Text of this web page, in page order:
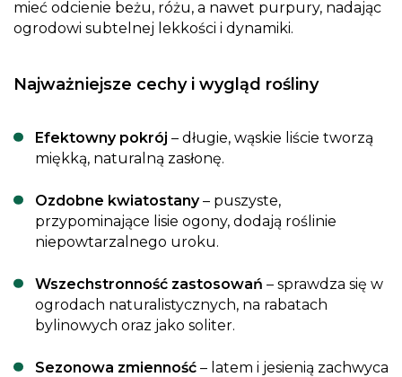
mieć odcienie beżu, różu, a nawet purpury, nadając
ogrodowi subtelnej lekkości i dynamiki.
Najważniejsze cechy i wygląd rośliny
Efektowny pokrój – długie, wąskie liście tworzą
miękką, naturalną zasłonę.
Ozdobne kwiatostany– puszyste,
przypominające lisie ogony, dodają roślinie
niepowtarzalnego uroku.
Wszechstronność zastosowań – sprawdza się w
ogrodach naturalistycznych, na rabatach
bylinowych oraz jako soliter.
Sezonowa zmienność – latem i jesienią zachwyca